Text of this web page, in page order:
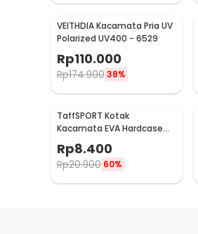
VEITHDIA Kacamata Pria UV
Polarized UV400 - 6529
Rp110.000
Rp174.900 38%
TaffSPORT Kotak
Kacamata EVA Hardcase
Protector Waterproof - JL-
10028
Rp8.400
Rp20.900 60%